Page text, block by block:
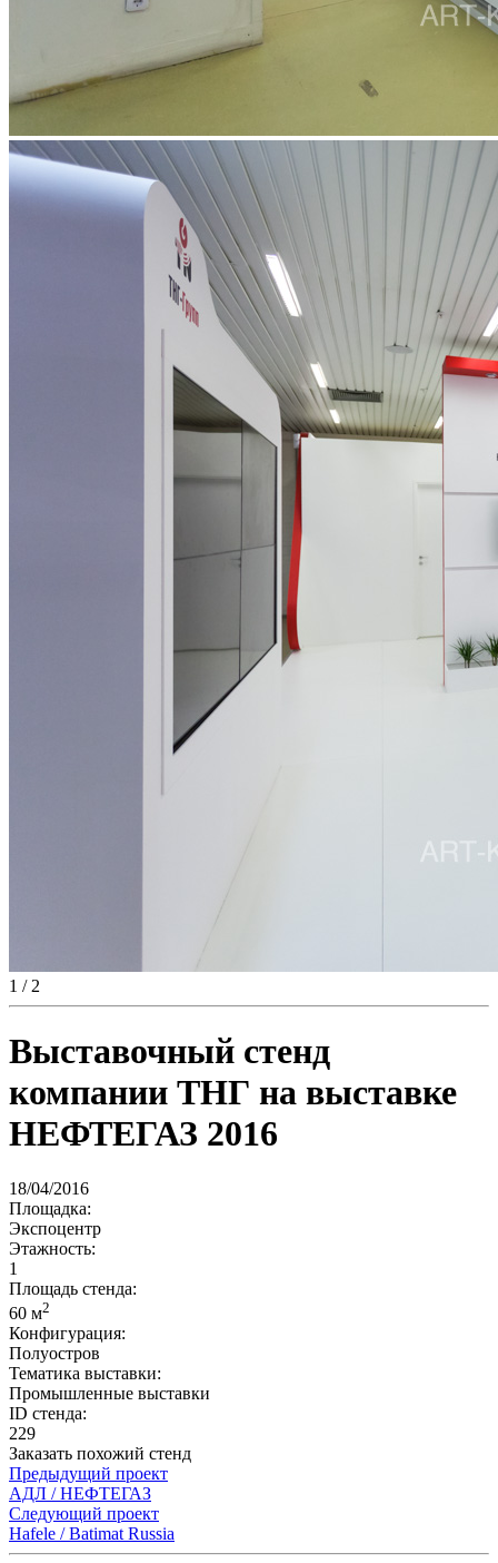
1 / 2
Выставочный стенд
компании ТНГ на выставке
НЕФТЕГАЗ 2016
18/04/2016
Площадка:
Экспоцентр
Этажность:
1
Площадь стенда:
60 м2
Конфигурация:
Полуостров
Тематика выставки:
Промышленные выставки
ID стенда:
229
Заказать похожий стенд
Предыдущий проект
АДЛ / НЕФТЕГАЗ
Следующий проект
Hafele / Batimat Russia